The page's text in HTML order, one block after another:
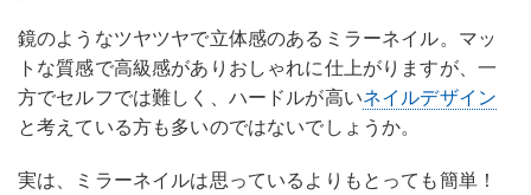
鏡のようなツヤツヤで立体感のあるミラーネイル。マッ
トな質感で高級感がありおしゃれに仕上がりますが、一
方でセルフでは難しく、ハードルが高いネイルデザイン
と考えている方も多いのではないでしょうか。
実は、ミラーネイルは思っているよりもとっても簡単！